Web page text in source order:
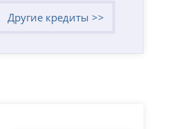
Другие кредиты >>